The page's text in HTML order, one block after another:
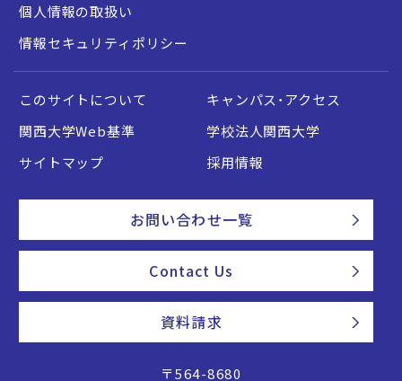
個人情報の取扱い
情報セキュリティポリシー
このサイトについて
キャンパス・アクセス
関西大学Web基準
学校法人関西大学
サイトマップ
採用情報
お問い合わせ一覧
Contact Us
資料請求
〒564-8680